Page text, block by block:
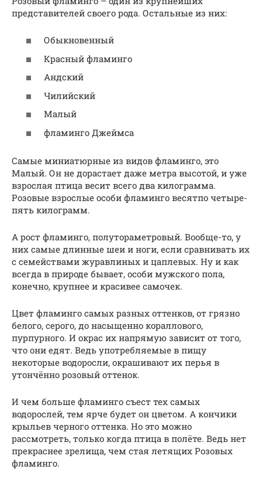
представителей своего рода. Остальные из них:
Обыкновенный
Красный фламинго
Андский
Чилийский
Малый
фламинго Джеймса
Самые миниатюрные из видов фламинго, это
Малый. Он не дорастает даже метра высотой, и уже
взрослая птица весит всего два килограмма.
Розовые взрослые особи фламинго весятпо четыре-
пять килограмм.
А рост фламинго, полутораметровый. Вообще-то, у
них самые длинные шеи и ноги, если сравнивать их
с семействами журавлиных и цаплевых. Ну и как
всегда в природе бывает, особи мужского пола,
конечно, крупнее и красивее самочек.
Цвет фламинго самых разных оттенков, от грязно
белого, серого, до насыщенно кораллового,
пурпурного. И окрас их напрямую зависит от того,
что они едят. Ведь употребляемые в пищу
некоторые водоросли, окрашивают их перья в
утончённо розовый оттенок.
И чем больше фламинго съест тех самых
водорослей, тем ярче будет он цветом. А кончики
крыльев черного оттенка. Но это можно
рассмотреть, только когда птица в полёте. Ведь нет
прекраснее зрелища, чем стая летящих Розовых
фламинго.